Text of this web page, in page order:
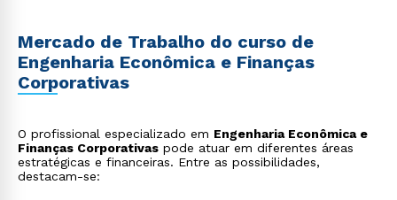
Mercado de Trabalho do curso de
Engenharia Econômica e Finanças
Corporativas
O profissional especializado em Engenharia Econômica e
Finanças Corporativas pode atuar em diferentes áreas
estratégicas e financeiras. Entre as possibilidades,
destacam-se: